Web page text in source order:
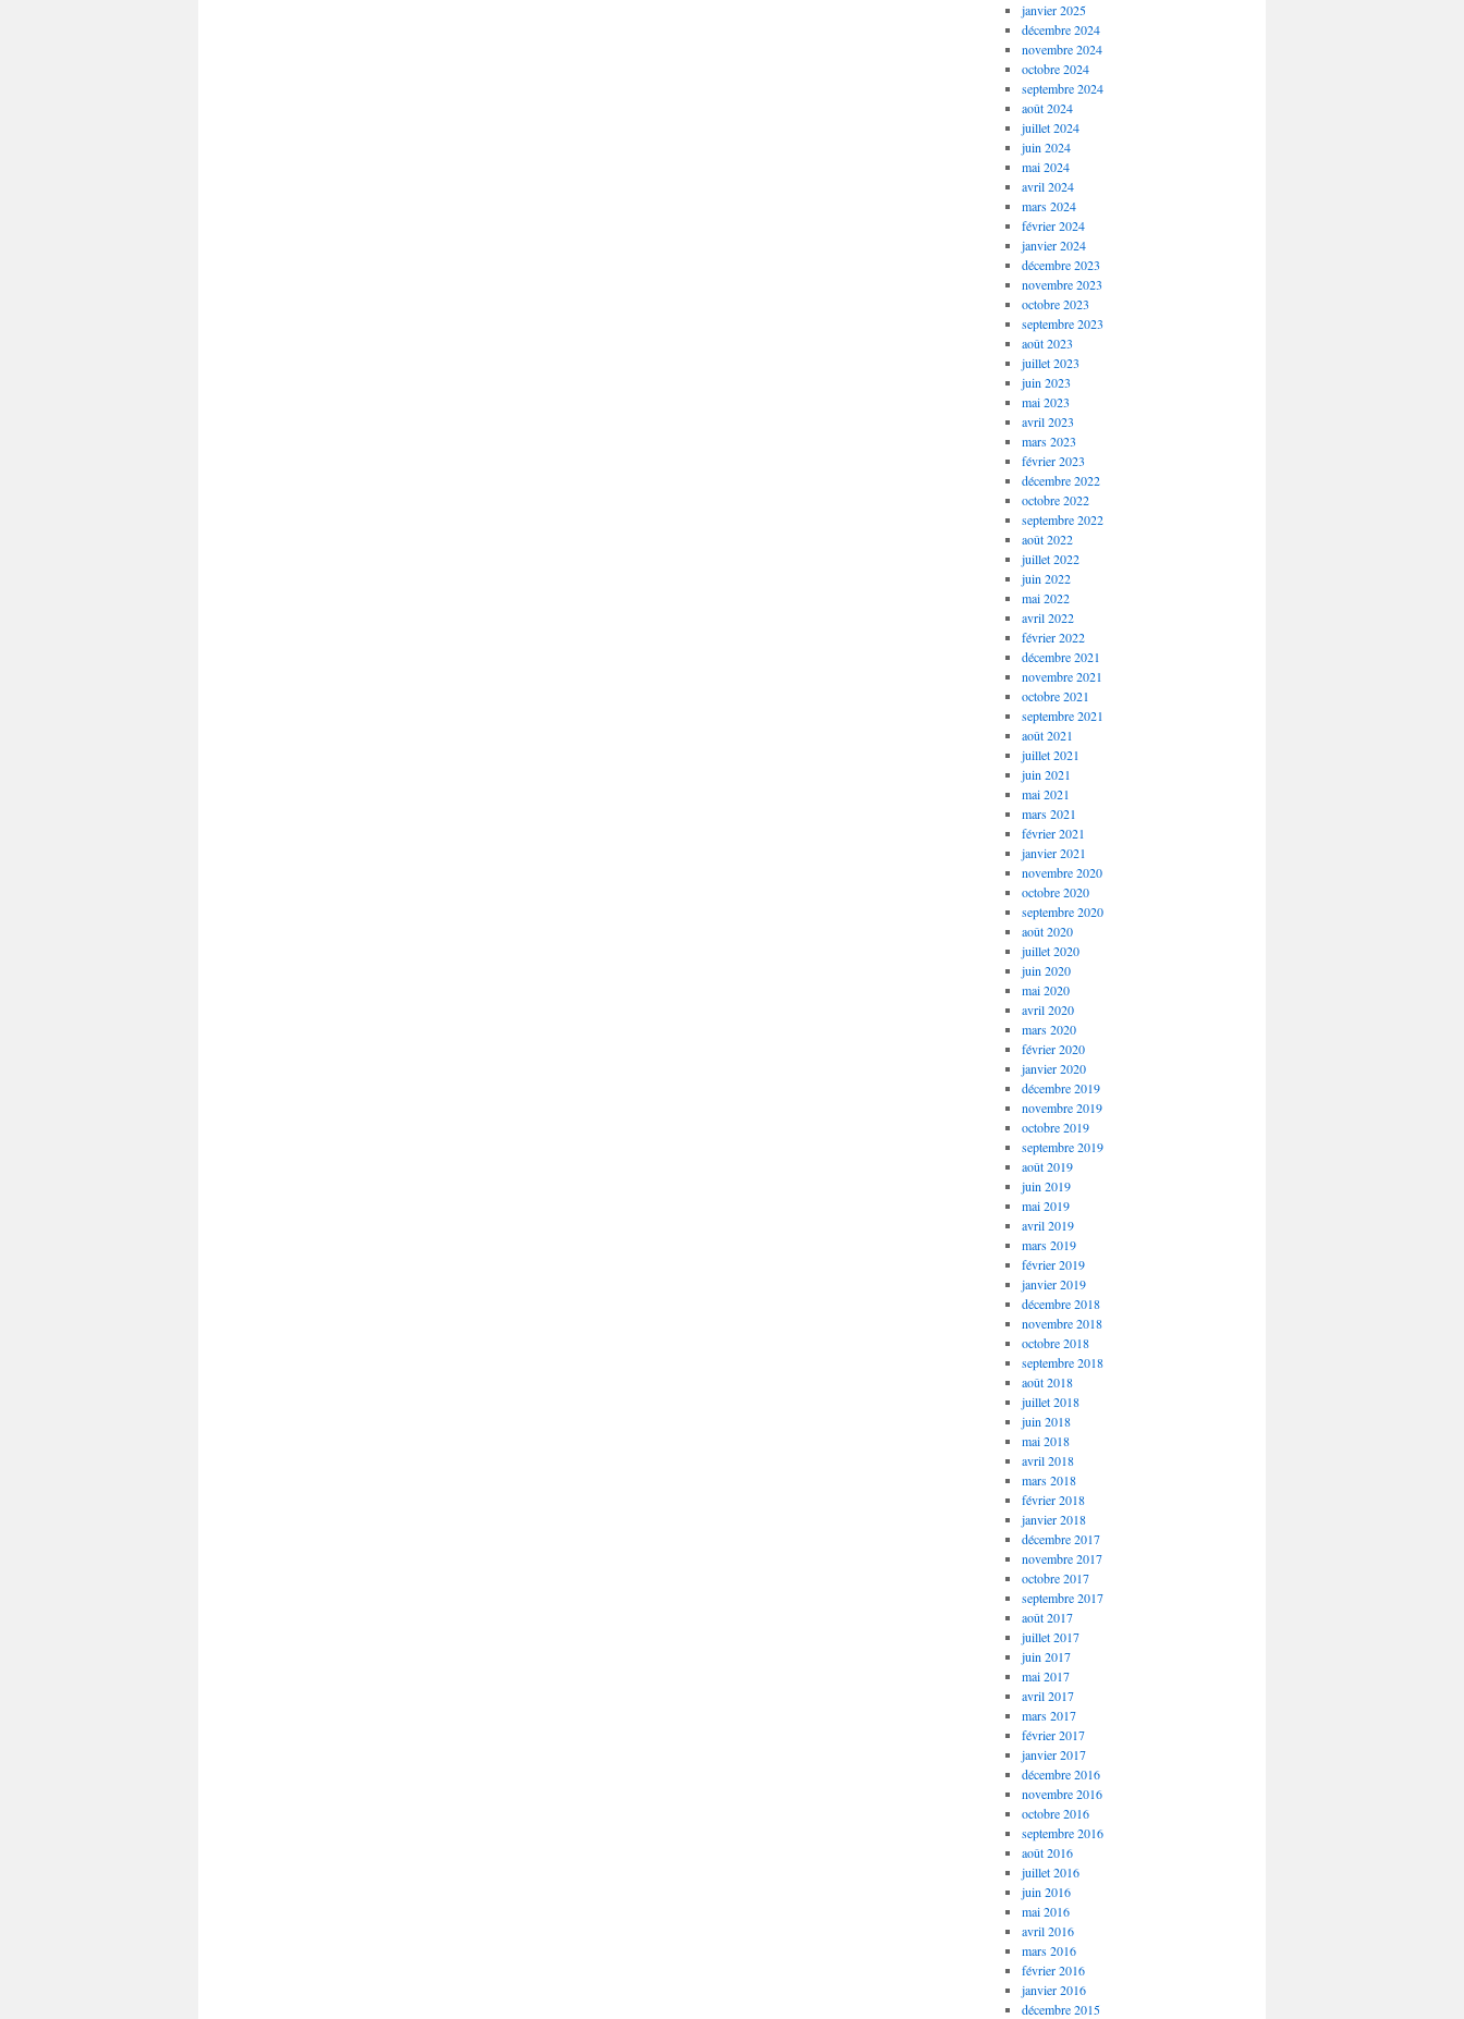
janvier 2025
décembre 2024
novembre 2024
octobre 2024
septembre 2024
août 2024
juillet 2024
juin 2024
mai 2024
avril 2024
mars 2024
février 2024
janvier 2024
décembre 2023
novembre 2023
octobre 2023
septembre 2023
août 2023
juillet 2023
juin 2023
mai 2023
avril 2023
mars 2023
février 2023
décembre 2022
octobre 2022
septembre 2022
août 2022
juillet 2022
juin 2022
mai 2022
avril 2022
février 2022
décembre 2021
novembre 2021
octobre 2021
septembre 2021
août 2021
juillet 2021
juin 2021
mai 2021
mars 2021
février 2021
janvier 2021
novembre 2020
octobre 2020
septembre 2020
août 2020
juillet 2020
juin 2020
mai 2020
avril 2020
mars 2020
février 2020
janvier 2020
décembre 2019
novembre 2019
octobre 2019
septembre 2019
août 2019
juin 2019
mai 2019
avril 2019
mars 2019
février 2019
janvier 2019
décembre 2018
novembre 2018
octobre 2018
septembre 2018
août 2018
juillet 2018
juin 2018
mai 2018
avril 2018
mars 2018
février 2018
janvier 2018
décembre 2017
novembre 2017
octobre 2017
septembre 2017
août 2017
juillet 2017
juin 2017
mai 2017
avril 2017
mars 2017
février 2017
janvier 2017
décembre 2016
novembre 2016
octobre 2016
septembre 2016
août 2016
juillet 2016
juin 2016
mai 2016
avril 2016
mars 2016
février 2016
janvier 2016
décembre 2015